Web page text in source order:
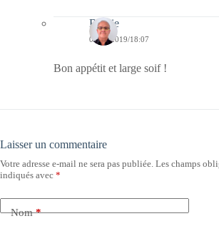
Bernie
09/01/2019/18:07
Bon appétit et large soif !
Laisser un commentaire
Votre adresse e-mail ne sera pas publiée. Les champs
indiqués avec *
Nom*